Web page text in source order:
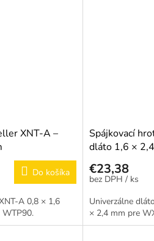
XNT-A –
Do košíka
A 0,8 × 1,6
WTP90.
Spájkovací
dláto 1,6 ×
€23,38
/ ks
Univerzálne
× 2,4 mm pre